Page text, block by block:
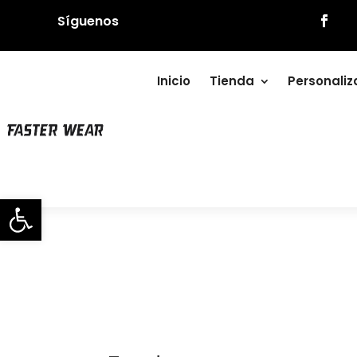
Abrir barra de herramientas
Síguenos
Inicio Tienda